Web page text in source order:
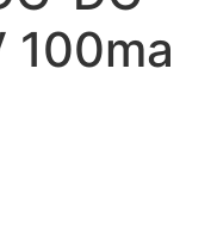
100ma